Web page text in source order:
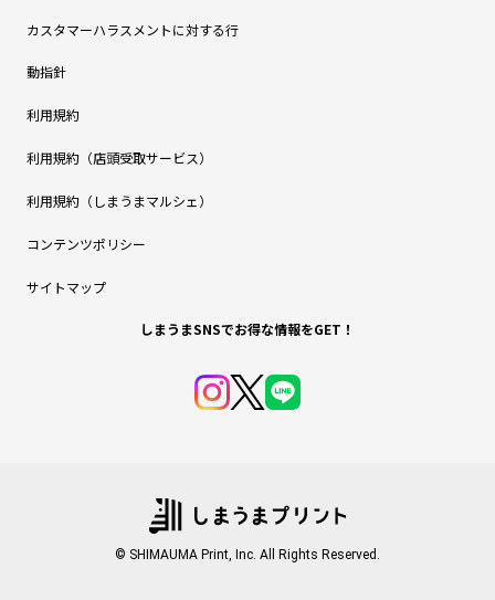
カスタマーハラスメントに対する行
動指針
利用規約
利用規約（店頭受取サービス）
利用規約（しまうまマルシェ）
コンテンツポリシー
サイトマップ
しまうまSNSでお得な情報をGET！
© SHIMAUMA Print, Inc. All Rights Reserved.